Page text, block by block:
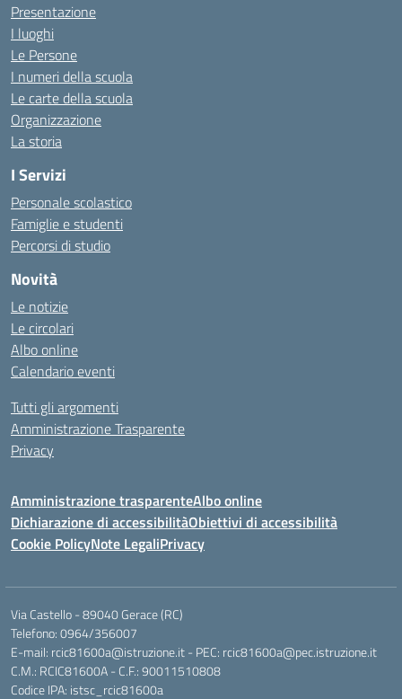
Presentazione
I luoghi
Le Persone
I numeri della scuola
Le carte della scuola
Organizzazione
La storia
I Servizi
Personale scolastico
Famiglie e studenti
Percorsi di studio
Novità
Le notizie
Le circolari
Albo online
Calendario eventi
Tutti gli argomenti
Amministrazione Trasparente
Privacy
Amministrazione trasparenteAlbo online
Dichiarazione di accessibilitàObiettivi di accessibilità
Cookie PolicyNote LegaliPrivacy
Via Castello - 89040 Gerace (RC)
Telefono: 0964/356007
E-mail: rcic81600a@istruzione.it - PEC: rcic81600a@pec.istruzione.it
C.M.: RCIC81600A - C.F.: 90011510808
Codice IPA: istsc_rcic81600a